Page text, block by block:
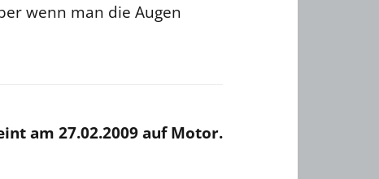
wenn man die Augen
am 27.02.2009 auf Motor.